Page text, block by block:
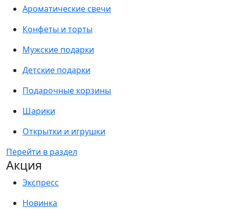
Ароматические свечи
Конфеты и торты
Мужские подарки
Детские подарки
Подарочные корзины
Шарики
Открытки и игрушки
Перейти в раздел
Акция
Экспресс
Новинка